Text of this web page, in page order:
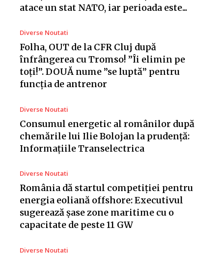
atace un stat NATO, iar perioada este...
Diverse Noutati
Folha, OUT de la CFR Cluj după
înfrângerea cu Tromso! ”Îi elimin pe
toți!”. DOUĂ nume ”se luptă” pentru
funcția de antrenor
Diverse Noutati
Consumul energetic al românilor după
chemările lui Ilie Bolojan la prudență:
Informațiile Transelectrica
Diverse Noutati
România dă startul competiției pentru
energia eoliană offshore: Executivul
sugerează șase zone maritime cu o
capacitate de peste 11 GW
Diverse Noutati